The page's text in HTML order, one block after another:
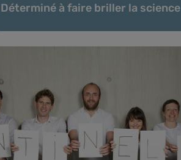
Déterminé à faire briller la science